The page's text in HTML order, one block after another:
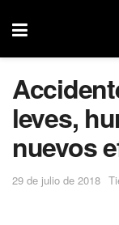
leves,
nuevos
29 de julio de 2018